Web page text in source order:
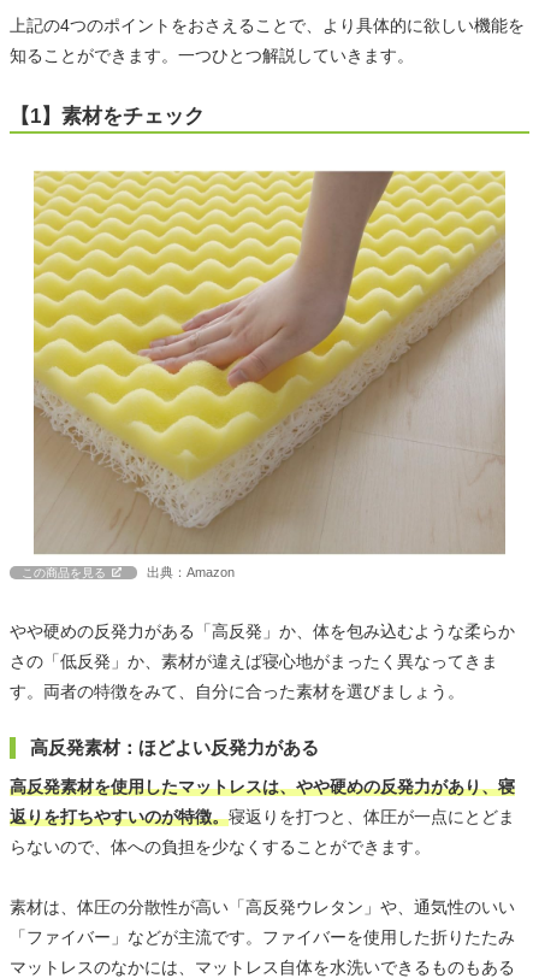
上記の4つのポイントをおさえることで、より具体的に欲しい機能を
知ることができます。一つひとつ解説していきます。
【1】素材をチェック
この商品を見る 出典：Amazon
やや硬めの反発力がある「高反発」か、体を包み込むような柔らか
さの「低反発」か、素材が違えば寝心地がまったく異なってきま
す。両者の特徴をみて、自分に合った素材を選びましょう。
高反発素材：ほどよい反発力がある
高反発素材を使用したマットレスは、やや硬めの反発力があり、寝
返りを打ちやすいのが特徴。寝返りを打つと、体圧が一点にとどま
らないので、体への負担を少なくすることができます。
素材は、体圧の分散性が高い「高反発ウレタン」や、通気性のいい
「ファイバー」などが主流です。ファイバーを使用した折りたたみ
マットレスのなかには、マットレス自体を水洗いできるものもある